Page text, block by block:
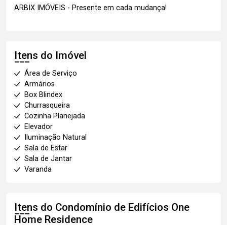
ARBIX IMÓVEIS - Presente em cada mudança!
Itens do Imóvel
Área de Serviço
Armários
Box Blindex
Churrasqueira
Cozinha Planejada
Elevador
Iluminação Natural
Sala de Estar
Sala de Jantar
Varanda
Itens do Condomínio de Edifícios One
Home Residence